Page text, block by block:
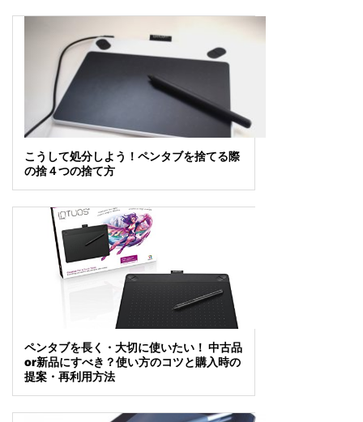
こうして処分しよう！ペンタブを捨てる際
の捨４つの捨て方
ペンタブを長く・大切に使いたい！ 中古品
or新品にすべき？使い方のコツと購入時の
提案・再利用方法